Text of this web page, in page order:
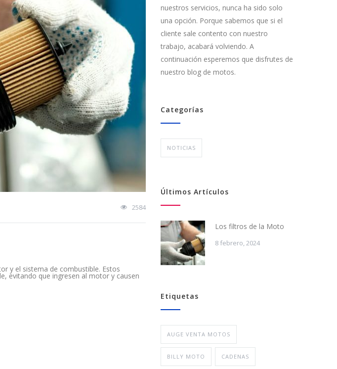
2584
y el sistema de combustible. Estos
evitando que ingresen al motor y causen
nuestros servicios, nunca ha sido solo
una opción. Porque sabemos que si el
cliente sale contento con nuestro
trabajo, acabará volviendo. A
continuación esperemos que disfrutes de
nuestro blog de motos.
Categorías
NOTICIAS
Últimos Artículos
Los filtros de la Moto
8 febrero, 2024
Etiquetas
AUGE VENTA MOTOS
BILLY MOTO CADENAS